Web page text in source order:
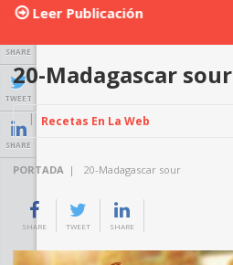
para llevar al trabajo!
Leer Publicación
SHARE
TWEET
SHARE
20-Madagascar sour
Recetas En La Web
PORTADA | 20-Madagascar sour
SHARE TWEET SHARE